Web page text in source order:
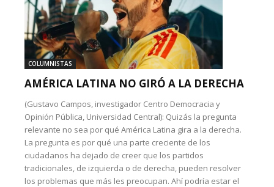
COLUMNISTAS
AMÉRICA LATINA NO GIRÓ A LA DERECHA
(Gustavo Campos, investigador Centro Democracia y
Opinión Pública, Universidad Central): Quizás la pregunta
relevante no sea por qué América Latina gira a la derecha.
La pregunta es por qué una parte creciente de los
ciudadanos ha dejado de creer que los partidos
tradicionales, de izquierda o de derecha, pueden resolver
los problemas que más les preocupan. Ahí podría estar el